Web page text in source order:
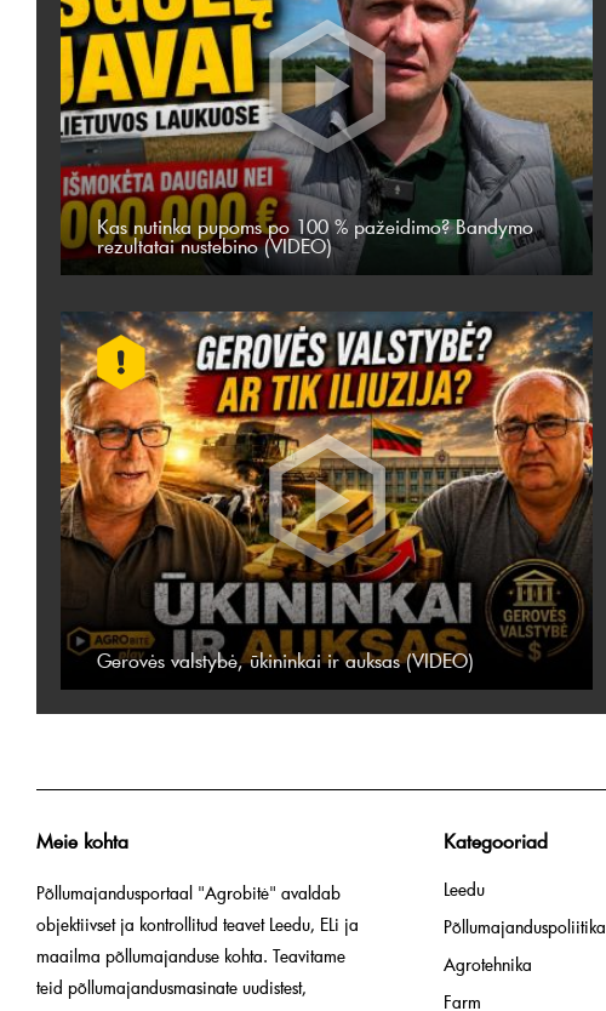
Kas nutinka pupoms po 100 % pažeidimo? Bandymo
rezultatai nustebino (VIDEO)
Gerovės valstybė, ūkininkai ir auksas (VIDEO)
Meie kohta
Põllumajandusportaal "Agrobitė" avaldab
objektiivset ja kontrollitud teavet Leedu, ELi ja
maailma põllumajanduse kohta. Teavitame
teid põllumajandusmasinate uudistest,
Kategooriad
Leedu
Põllumajanduspoliitika
Agrotehnika
Farm